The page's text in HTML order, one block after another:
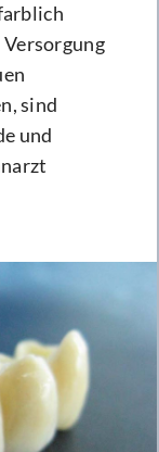
Versorgung
sind
und